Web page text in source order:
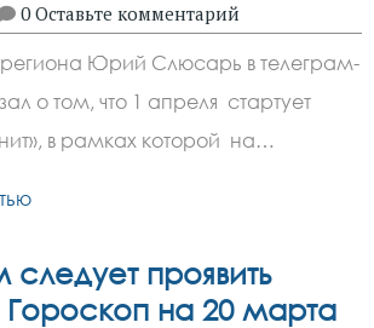
0 Оставьте комментарий
региона Юрий Слюсарь в телеграм-
о том, что 1 апреля стартует
в рамках которой на…
проявить
на 20 марта